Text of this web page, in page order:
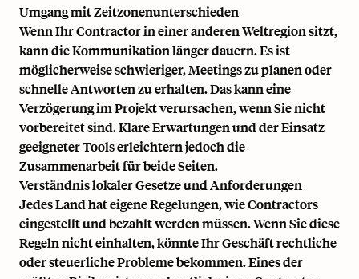
Umgang mit Zeitzonenunterschieden
Wenn Ihr Contractor in einer anderen Weltregion sitzt,
kann die Kommunikation länger dauern. Es ist
möglicherweise schwieriger, Meetings zu planen oder
schnelle Antworten zu erhalten. Das kann eine
Verzögerung im Projekt verursachen, wenn Sie nicht
vorbereitet sind. Klare Erwartungen und der Einsatz
geeigneter Tools erleichtern jedoch die
Zusammenarbeit für beide Seiten.
Verständnis lokaler Gesetze und Anforderungen
Jedes Land hat eigene Regelungen, wie Contractors
eingestellt und bezahlt werden müssen. Wenn Sie diese
Regeln nicht einhalten, könnte Ihr Geschäft rechtliche
oder steuerliche Probleme bekommen. Eines der